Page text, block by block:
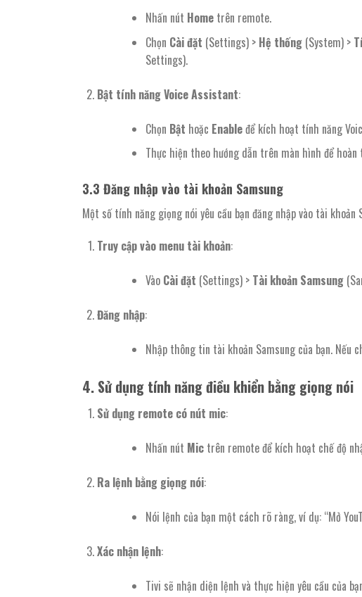
Nhấn nút Hometrên remote.
Chọn Cài đặt (Settings) > Hệ thống(System) >
Settings).
Bật tính năng Voice Assistant:
Chọn Bật hoặc Enableđể kích hoạt tính năng
Thực hiện theo hướng dẫn trên màn hình để
3.3 Đăng nhập vào tài khoản Samsung
Một số tính năng giọng nói yêu cầu bạn đăng nhập vào tài khoản
Truy cập vào menu tài khoản:
Vào Cài đặt (Settings) > Tài khoản Samsung
Đăng nhập:
Nhập thông tin tài khoản Samsung của bạn. Nếu
4. Sử dụng tính năng điều khiển bằng giọng nói
Sử dụng remote có nút mic:
Nhấn nút Mictrên remote để kích hoạt chế độ
Ra lệnh bằng giọng nói:
Nói lệnh của bạn một cách rõ ràng, ví dụ: “Mở
Xác nhận lệnh:
Tivi sẽ nhận diện lệnh và thực hiện yêu cầu của